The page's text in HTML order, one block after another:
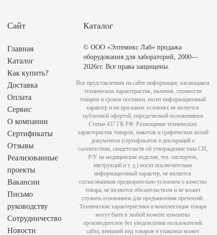
Сайт
Главная
Каталог
Как купить?
Доставка
Оплата
Сервис
О компании
Сертификаты
Отзывы
Реализованные
проекты
Вакансии
Письмо
руководству
Сотрудничество
Новости
Каталог
© ООО «Элтемикс Лаб» продажа
оборудования для лабораторий, 2000—
2026гг. Все права защищены.
Вся представленная на сайте информация, касающаяся
технических характеристик, наличия, стоимости
товаров и сроков поставки, носит информационный
характер и ни при каких условиях не является
публичной офертой, определяемой положениями
Статьи 437 ГК РФ. Размещение технических
характеристик товаров, макетов и графических копий
документов (сертификатов и деклараций о
соответствии, свидетельств об утверждении типа СИ,
Р/У на медицинские изделия, тех. паспортов,
инструкций и т. д.) носит исключительно
информационный характер, не является
согласованным предварительно условием о качестве
товара, не является обязательством и не может
служить основанием для предъявления претензий.
Технические характеристики и комплектация товара
могут быть в любой момент изменены
производителем без уведомления пользователей
сайта, внешний вид товаров и упаковки может